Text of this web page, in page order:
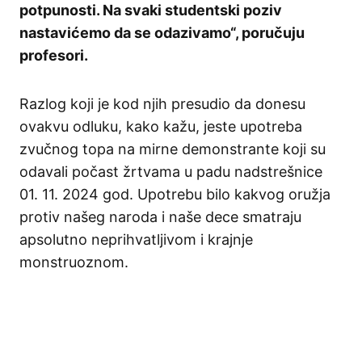
potpunosti. Na svaki studentski poziv
nastavićemo da se odazivamo“, poručuju
profesori.
Razlog koji je kod njih presudio da donesu
ovakvu odluku, kako kažu, jeste upotreba
zvučnog topa na mirne demonstrante koji su
odavali počast žrtvama u padu nadstrešnice
01. 11. 2024 god. Upotrebu bilo kakvog oružja
protiv našeg naroda i naše dece smatraju
apsolutno neprihvatljivom i krajnje
monstruoznom.